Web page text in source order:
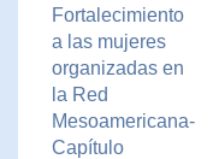
Fortalecimiento
a las mujeres
organizadas en
la Red
Mesoamericana-
Capítulo